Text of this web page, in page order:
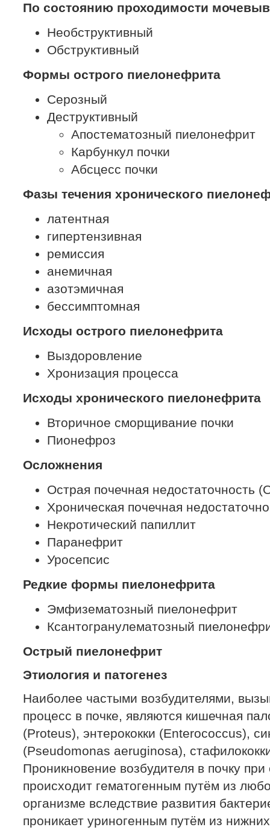
По состоянию проходимости
Необструктивный
Обструктивный
Формы острого пиелонефрита
Серозный
Деструктивный
Апостематозный пиелонефрит
Карбункул почки
Абсцесс почки
Фазы течения хронического
латентная
гипертензивная
ремиссия
анемичная
азотэмичная
бессимптомная
Исходы острого пиелонефрита
Выздоровление
Хронизация процесса
Исходы хронического пиелонефрита
Вторичное сморщивание почки
Пионефроз
Осложнения
Острая почечная недостаточность
Хроническая почечная
Некротический папиллит
Паранефрит
Уросепсис
Редкие формы пиелонефрита
Эмфизематозный пиелонефрит
Ксантогранулематозный
Острый пиелонефрит
Этиология и патогенез
Наиболее частыми возбудителями,
процесс в почке, являются кишечная
(Proteus), энтерококки (Enterococcus),
(Pseudomonas aeruginosa),
Проникновение возбудителя в почку
происходит гематогенным путём из
организме вследствие развития
проникает уриногенным путём из